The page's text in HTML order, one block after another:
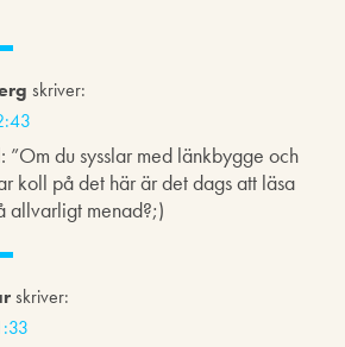
skriver:
”Om du sysslar med länkbygge och
koll på det här är det dags att läsa
allvarligt menad?;)
skriver: